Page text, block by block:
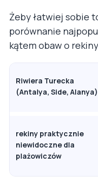
Żeby łatwiej sobie
porównanie
kątem obaw o
Riwiera Turecka
(Antalya, Side, Alanya)
rekiny praktycznie
niewidoczne dla
plażowiczów